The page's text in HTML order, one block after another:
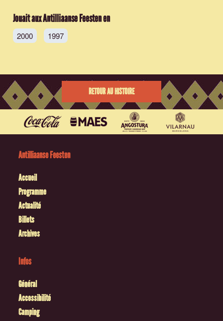
Jouait aux Antilliaanse Feesten en
2000 1997
RETOUR AU HISTOIRE
Antilliaanse Feesten
Accueil
Programme
Actualité
Billets
Archives
Infos
Général
Accessibilité
Camping